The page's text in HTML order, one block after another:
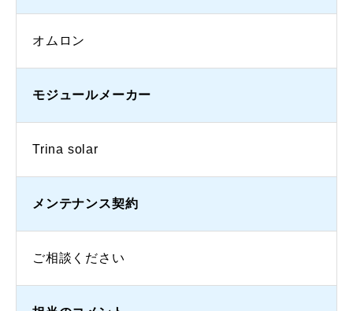
オムロン
モジュールメーカー
Trina solar
メンテナンス契約
ご相談ください